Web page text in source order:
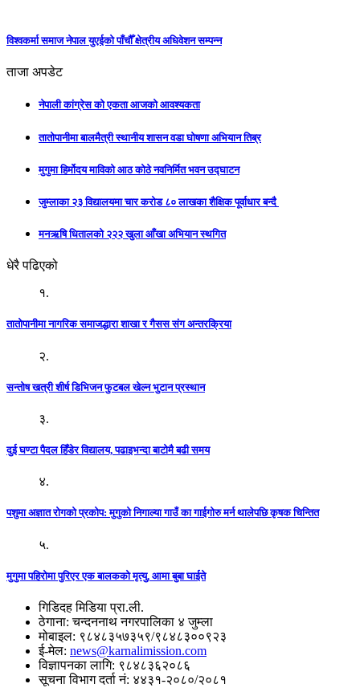
विश्वकर्मा समाज नेपाल युएईकाे पाँचौँ क्षेत्रीय अधिवेशन सम्पन्न
ताजा अपडेट
नेपाली कांग्रेस को एकता आजको आवश्यकता
तातोपानीमा बालमैत्री स्थानीय शासन वडा घोषणा अभियान तिब्र
मुगुमा हिर्मोदय माविको आठ कोठे नवनिर्मित भवन उद्घाटन
जुम्लाका २३ विद्यालयमा चार करोड ८० लाखका शैक्षिक पूर्वाधार बन्दै
मनऋषि धितालको २२२ खुला आँखा अभियान स्थगित
धेरै पढिएको
१.
तातोपानीमा नागरिक समाजद्धारा शाखा र गैसस संग अन्तरक्रिया
२.
सन्तोष खत्री शीर्ष डिभिजन फुटबल खेल्न भुटान प्रस्थान
३.
दुई घण्टा पैदल हिँडेर विद्यालय, पढाइभन्दा बाटोमै बढी समय
४.
पशुमा अज्ञात रोगको प्रकोप: मुगुको निगाल्या गाउँ का गाईगोरु मर्न थालेपछि कृषक चिन्तित
५.
मुगुमा पहिरोमा पुरिएर एक बालकको मृत्यु, आमा बुबा घाईते
गिडिदह मिडिया प्रा.ली.
ठेगाना: चन्दननाथ नगरपालिका ४ जुम्ला
मोबाइल: ९८४८३५७३५९/९८४८३००९२३
ई-मेल: news@karnalimission.com
विज्ञापनका लागि: ९८४८३६२०८६
सूचना विभाग दर्ता नं: ४४३१-२०८०/२०८१